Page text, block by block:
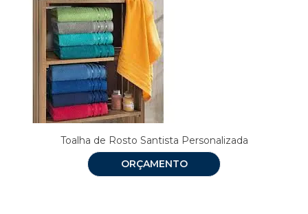
Toalha de Rosto Santista Personalizada
ORÇAMENTO